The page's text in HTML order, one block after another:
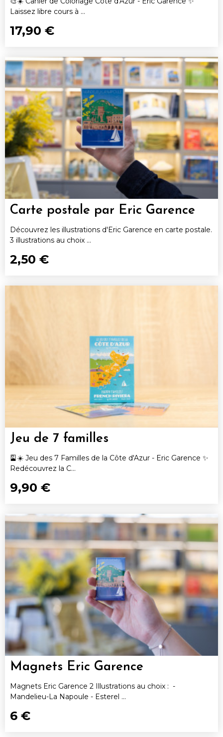
Laissez libre cours à ...
17,90 €
Carte postale par Eric Garence
Découvrez les illustrations d'Eric Garence en carte postale.
3 illustrations au choix ...
2,50 €
Jeu de 7 familles
🎴☀️ Jeu des 7 Familles de la Côte d'Azur - Eric Garence ✨
Redécouvrez la C...
9,90 €
Magnets Eric Garence
Magnets Eric Garence 2 Illustrations au choix : -
Mandelieu-La Napoule - Esterel ...
6 €